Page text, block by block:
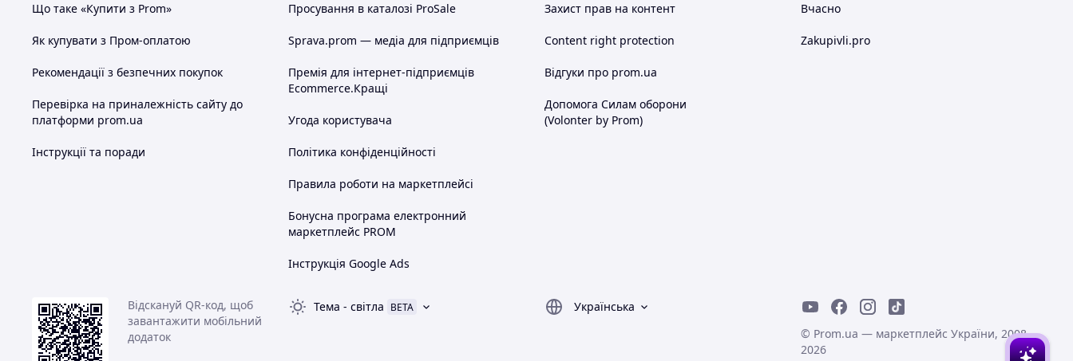
Що таке «Купити з Prom»
Як купувати з Пром-оплатою
Рекомендації з безпечних покупок
Перевірка на приналежність сайту до
платформи prom.ua
Інструкції та поради
Просування в каталозі ProSale
Sprava.prom — медіа для підприємців
Премія для інтернет-підприємців
Ecommerce.Кращі
Угода користувача
Політика конфіденційності
Правила роботи на маркетплейсі
Бонусна програма електронний
маркетплейс PROM
Інструкція Google Ads
Захист прав на контент
Content right protection
Відгуки про prom.ua
Допомога Силам оборони
(Volonter by Prom)
Вчасно
Zakupivli.pro
Відскануй QR-код, щоб
завантажити мобільний
додаток
Тема - світла BETA
Українська
© Prom.ua — маркетплейс України, 2008-
2026